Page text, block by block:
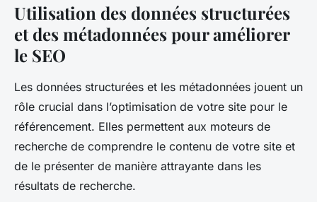
Utilisation des données structurées
et des métadonnées pour améliorer
le SEO
Les données structurées et les métadonnées jouent un
rôle crucial dans l’optimisation de votre site pour le
référencement. Elles permettent aux moteurs de
recherche de comprendre le contenu de votre site et
de le présenter de manière attrayante dans les
résultats de recherche.